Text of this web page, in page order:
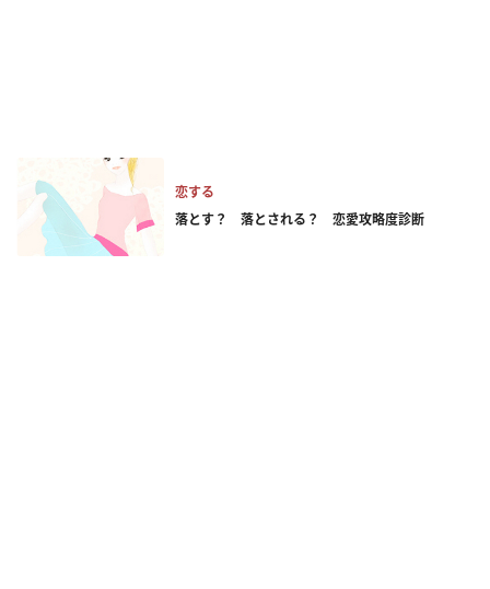
恋する
落とす？ 落とされる？ 恋愛攻略度診断